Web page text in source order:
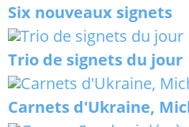
Six nouveaux signets
Trio de signets du jour
Carnets d'Ukraine,